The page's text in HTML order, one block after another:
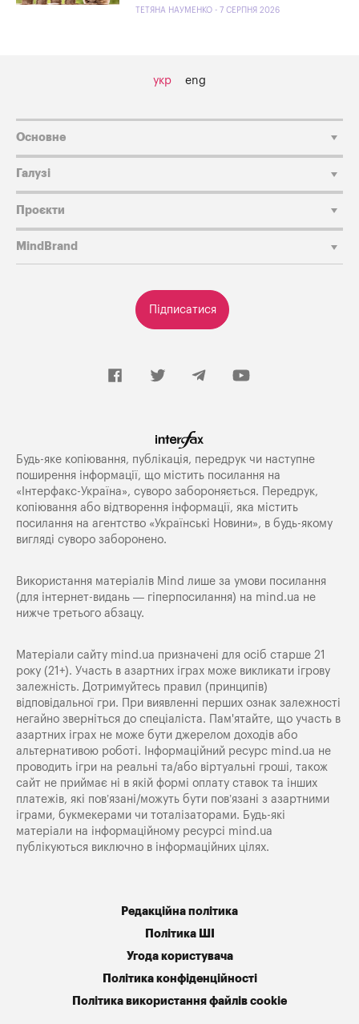
ТЕТЯНА НАУМЕНКО - 7 СЕРПНЯ 2026
укр eng
Підписатися
Основне
Галузі
Проєкти
MindBrand
Будь-яке копiювання, публiкацiя, передрук чи наступне
поширення iнформацiї, що мiстить посилання на
«Iнтерфакс-Україна», суворо забороняється. Передрук,
копіювання або відтворення інформації, яка містить
посилання на агентство «Українські Новини», в будь-якому
вигляді суворо заборонено.
Використання матеріалів Mind лише за умови посилання
(для інтернет-видань — гіперпосилання) на mind.ua не
нижче третього абзацу.
Матеріали сайту mind.ua призначені для осіб старше 21
року (21+). Участь в азартних іграх може викликати ігрову
залежність. Дотримуйтесь правил (принципів)
відповідальної гри. При виявленні перших ознак залежності
негайно зверніться до спеціаліста. Пам'ятайте, що участь в
азартних іграх не може бути джерелом доходів або
альтернативою роботі. Інформаційний ресурс mind.ua не
проводить ігри на реальні та/або віртуальні гроші, також
сайт не приймає ні в якій формі оплату ставок та інших
платежів, які пов’язані/можуть бути пов’язані з азартними
іграми, букмекерами чи тоталізаторами. Будь-які
матеріали на інформаційному ресурсі mind.ua
публікуються виключно в інформаційних цілях.
Редакційна політика
Політика ШІ
Угода користувача
Політика конфіденційності
Політика використання файлів cookie